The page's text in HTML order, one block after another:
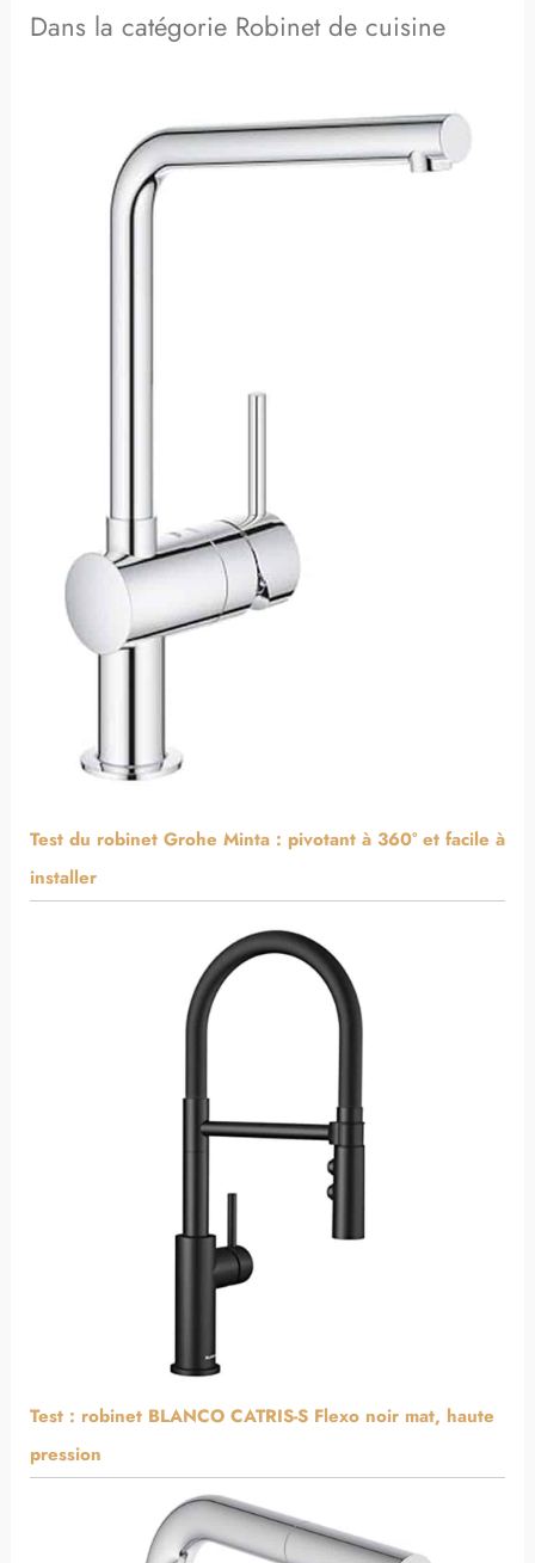
Dans la catégorie Robinet de cuisine
Test du robinet Grohe Minta : pivotant à 360° et facile à
installer
Test : robinet BLANCO CATRIS-S Flexo noir mat, haute
pression